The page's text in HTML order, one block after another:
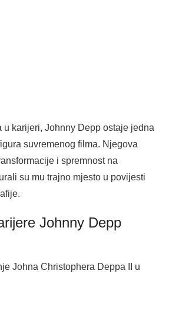
u karijeri, Johnny Depp ostaje jedna
suvremenog filma. Njegova
i spremnost na
su mu trajno mjesto u povijesti
Johnny Depp
Johna Christophera Deppa II u